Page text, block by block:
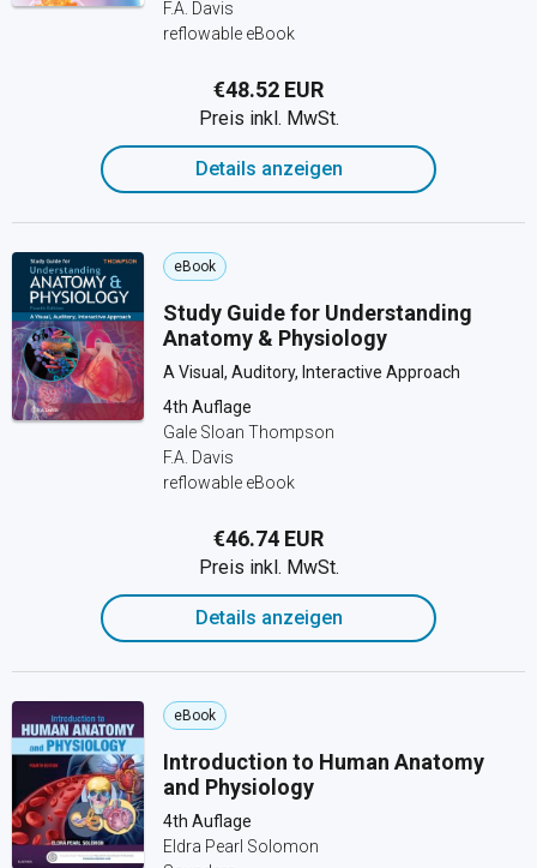
F.A. Davis
reflowable eBook
€48.52 EUR
Preis inkl. MwSt.
Details anzeigen
eBook
Study Guide for Understanding
Anatomy & Physiology
A Visual, Auditory, Interactive Approach
4th Auflage
Gale Sloan Thompson
F.A. Davis
reflowable eBook
€46.74 EUR
Preis inkl. MwSt.
Details anzeigen
eBook
Introduction to Human Anatomy
and Physiology
4th Auflage
Eldra Pearl Solomon